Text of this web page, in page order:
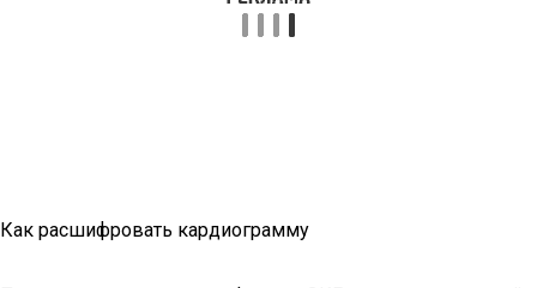
Как расшифровать кардиограмму